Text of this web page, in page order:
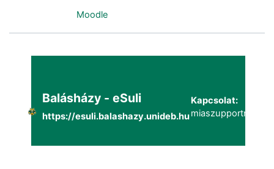
Moodle
Balásházy - eSuli
https://esuli.balashazy.unideb.hu
Kapcsolat: